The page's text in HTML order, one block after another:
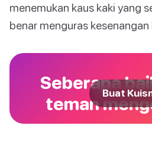
menemukan kaus kaki yang
benar menguras kesenangan
Seberapa
teman Buat